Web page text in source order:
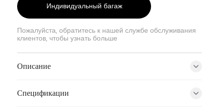
Индивидуальный багаж
Пожалуйста, обратитесь к нашей службе обслуживания
клиентов, чтобы узнать больше
Описание
Изготовленный из полипропилена высокой чистоты с
Спецификации